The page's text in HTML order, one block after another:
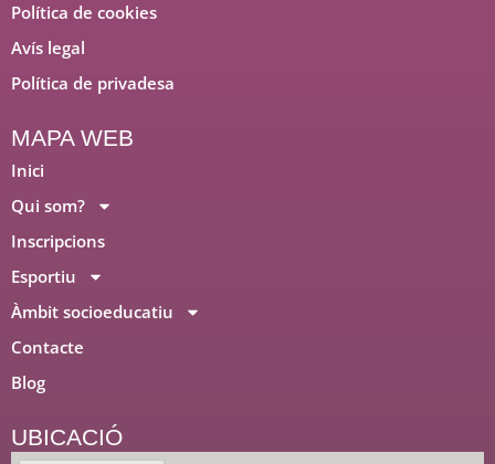
UBICACIÓ
Política de cookies
Avís legal
Política de privadesa
MAPA WEB
Inici
Qui som?
Inscripcions
Esportiu
Àmbit socioeducatiu
Contacte
Blog